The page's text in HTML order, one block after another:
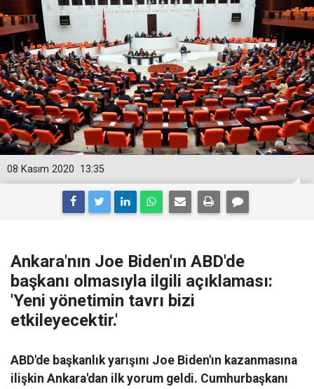
13:35
08 Kasım 2020
Ankara'nın Joe Biden'ın ABD'de
başkanı olmasıyla ilgili açıklaması:
'Yeni yönetimin tavrı bizi
etkileyecektir.'
ABD'de başkanlık yarışını Joe Biden'ın kazanmasına
ilişkin Ankara'dan ilk yorum geldi. Cumhurbaşkanı